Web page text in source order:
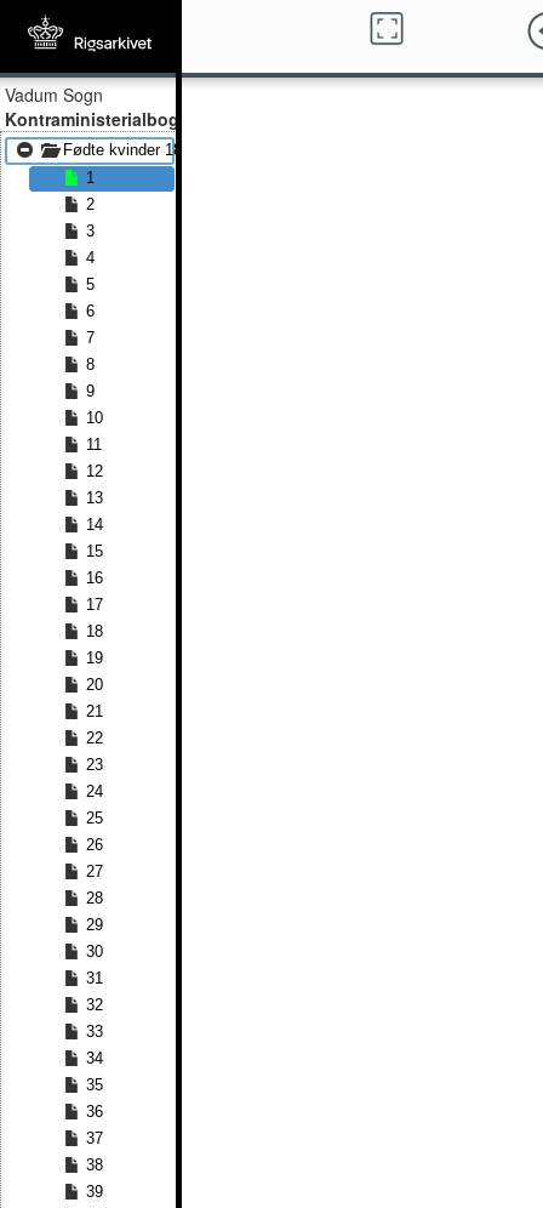
Vadum Sogn
Kontraministerialbog
Fødte kvinder 1879 - Fødte kvinder 1890
1
2
3
4
5
6
7
8
9
10
11
12
13
14
15
16
17
18
19
20
21
22
23
24
25
26
27
28
29
30
31
32
33
34
35
36
37
38
39